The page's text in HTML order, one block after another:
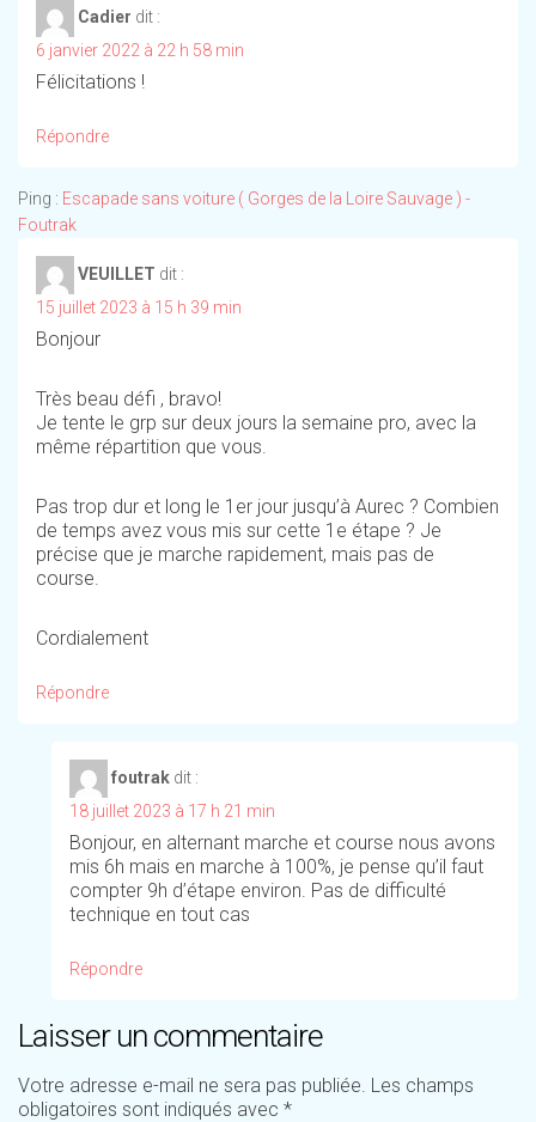
Cadier dit :
6 janvier 2022 à 22 h 58 min
Félicitations !
Répondre
Ping : Escapade sans voiture ( Gorges de la Loire Sauvage ) -
Foutrak
VEUILLET dit :
15 juillet 2023 à 15 h 39 min
Bonjour
Très beau défi , bravo!
Je tente le grp sur deux jours la semaine pro, avec la
même répartition que vous.
Pas trop dur et long le 1er jour jusqu’à Aurec ? Combien
de temps avez vous mis sur cette 1e étape ? Je
précise que je marche rapidement, mais pas de
course.
Cordialement
Répondre
foutrak dit :
18 juillet 2023 à 17 h 21 min
Bonjour, en alternant marche et course nous avons
mis 6h mais en marche à 100%, je pense qu’il faut
compter 9h d’étape environ. Pas de difficulté
technique en tout cas
Répondre
Laisser un commentaire
Votre adresse e-mail ne sera pas publiée. Les champs
obligatoires sont indiqués avec *